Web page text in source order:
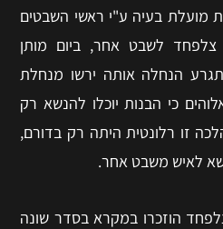
מועלת בעיה ע"י ראשי השבטים
צלפחד לשבט אחר, ביום מותן
תגרע הנחלה אותה ירשו מנחלת
כי הבנות יוכלו להנשא רק
זו רלונטית היתה רק בדורם,
לאיש משבט אחר.
הוזכרו במקרא בסדר שונה